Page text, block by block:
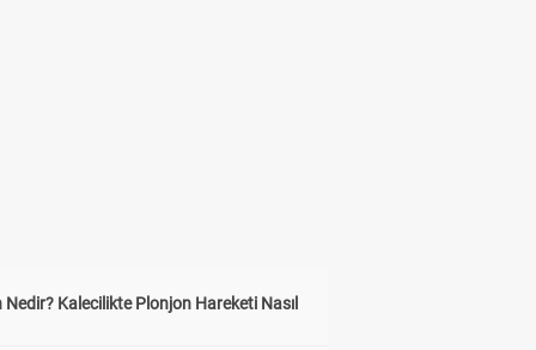
Nedir? Kalecilikte Plonjon Hareketi Nasıl